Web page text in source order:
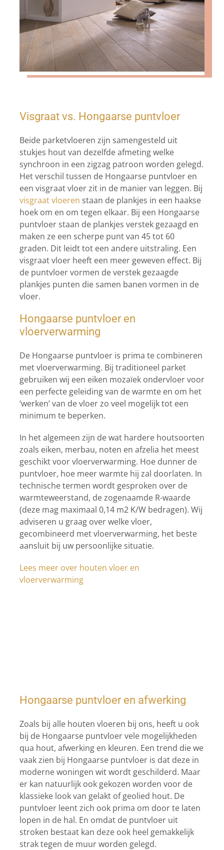
Direct
offerte
aanvragen
Visgraat vs. Hongaarse puntvloer
Beide parketvloeren zijn samengesteld uit
stukjes hout van dezelfde afmeting welke
synchroon in een zigzag patroon worden gelegd.
Het verschil tussen de Hongaarse puntvloer en
een visgraat vloer zit in de manier van leggen. Bij
visgraat vloeren staan de plankjes in een haakse
hoek om en om tegen elkaar. Bij een Hongaarse
puntvloer staan de plankjes verstek gezaagd en
maken ze een scherpe punt van 45 tot 60
graden. Dit leidt tot een andere uitstraling. Een
visgraat vloer heeft een meer geweven effect. Bij
de puntvloer vormen de verstek gezaagde
plankjes punten die samen banen vormen in de
vloer.
Hongaarse puntvloer en
vloerverwarming
De Hongaarse puntvloer is prima te combineren
met vloerverwarming. Bij traditioneel parket
gebruiken wij een eiken mozaïek ondervloer voor
een perfecte geleiding van de warmte en om het
‘werken’ van de vloer zo veel mogelijk tot een
minimum te beperken.
In het algemeen zijn de wat hardere houtsoorten
zoals eiken, merbau, noten en afzelia het meest
geschikt voor vloerverwarming. Hoe dunner de
puntvloer, hoe meer warmte hij zal doorlaten. In
technische termen wordt gesproken over de
warmteweerstand, de zogenaamde R-waarde
(deze mag maximaal 0,14 m2 K/W bedragen). Wij
adviseren u graag over welke vloer,
gecombineerd met vloerverwarming, het beste
aansluit bij uw persoonlijke situatie.
Lees meer over houten vloer en
vloerverwarming
Hongaarse puntvloer en afwerking
Zoals bij alle houten vloeren bij ons, heeft u ook
bij de Hongaarse puntvloer vele mogelijkheden
qua hout, afwerking en kleuren. Een trend die we
vaak zien bij Hongaarse puntvloer is dat deze in
moderne woningen wit wordt geschilderd. Maar
er kan natuurlijk ook gekozen worden voor de
klassieke look van gelakt of geolied hout. De
puntvloer leent zich ook prima om door te laten
lopen in de hal. En omdat de puntvloer uit
stroken bestaat kan deze ook heel gemakkelijk
strak tegen de muur worden gelegd.